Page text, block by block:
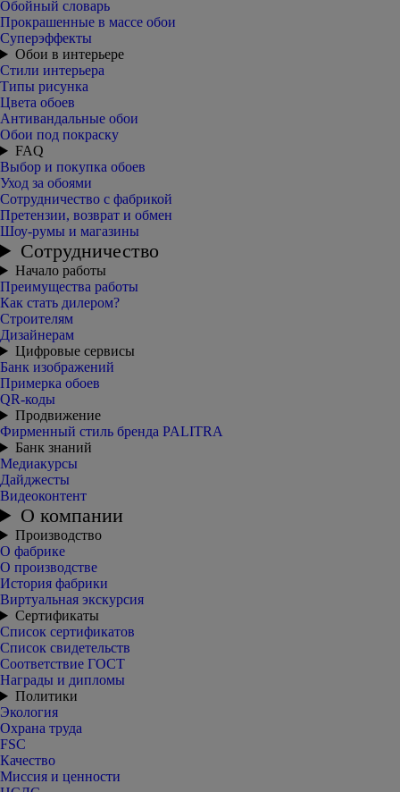
Обойный словарь
Прокрашенные в массе обои
Суперэффекты
Обои в интерьере
Стили интерьера
Типы рисунка
Цвета обоев
Антивандальные обои
Обои под покраску
FAQ
Выбор и покупка обоев
Уход за обоями
Сотрудничество с фабрикой
Претензии, возврат и обмен
Шоу-румы и магазины
Сотрудничество
Начало работы
Преимущества работы
Как стать дилером?
Строителям
Дизайнерам
Цифровые сервисы
Банк изображений
Примерка обоев
QR-коды
Продвижение
Фирменный стиль бренда PALITRA
Банк знаний
Медиакурсы
Дайджесты
Видеоконтент
О компании
Производство
О фабрике
О производстве
История фабрики
Виртуальная экскурсия
Сертификаты
Список сертификатов
Список свидетельств
Соответствие ГОСТ
Награды и дипломы
Политики
Экология
Охрана труда
FSC
Качество
Миссия и ценности